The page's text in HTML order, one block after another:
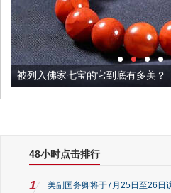
被列入佛家七宝的它到底有多美？
48小时点击排行
1 美副国务卿将于7月25日至26日